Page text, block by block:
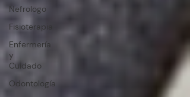
Nefrologo
Fisioterapia
Enfermería
y
Cuidado
Odontología